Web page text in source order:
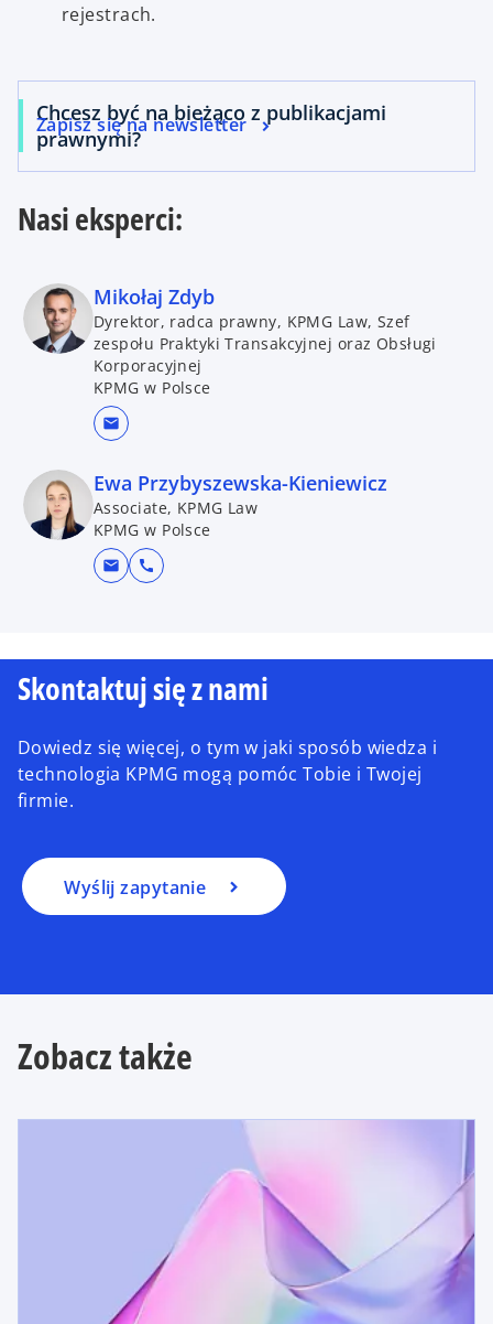
rejestrach.
Chcesz być na bieżąco z publikacjami
prawnymi?
Zapisz się na newsletter
Nasi eksperci:
Mikołaj Zdyb
Dyrektor, radca prawny, KPMG Law, Szef
zespołu Praktyki Transakcyjnej oraz Obsługi
Korporacyjnej
KPMG w Polsce
mail
Ewa Przybyszewska-Kieniewicz
Associate, KPMG Law
KPMG w Polsce
mail call
Skontaktuj się z nami
Dowiedz się więcej, o tym w jaki sposób wiedza i
technologia KPMG mogą pomóc Tobie i Twojej
firmie.
Wyślij zapytanie
Zobacz także